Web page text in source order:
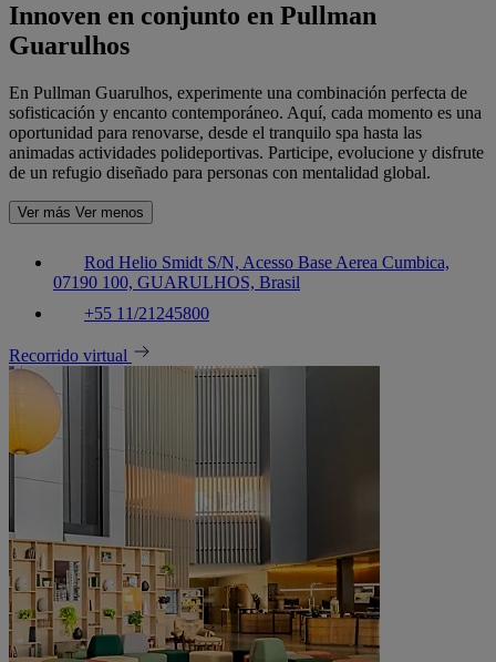
Innoven en conjunto en Pullman
Guarulhos
En Pullman Guarulhos, experimente una combinación perfecta de
sofisticación y encanto contemporáneo. Aquí, cada momento es una
oportunidad para renovarse, desde el tranquilo spa hasta las
animadas actividades polideportivas. Participe, evolucione y disfrute
de un refugio diseñado para personas con mentalidad global.
Ver más Ver menos
Rod Helio Smidt S/N, Acesso Base Aerea Cumbica,
07190 100, GUARULHOS, Brasil
+55 11/21245800
Recorrido virtual